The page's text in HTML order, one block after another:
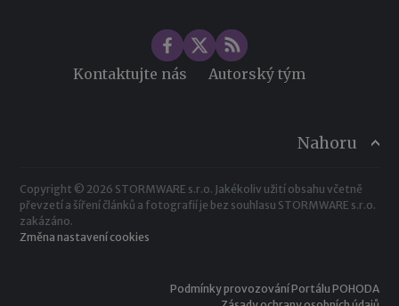
Kontaktujte nás Autorský tým
Nahoru
Copyright © 2026 STORMWARE s.r.o. Jakékoliv užití obsahu včetně
převzetí a šíření článků a fotografií je bez souhlasu STORMWARE s.r.o.
zakázáno.
Změna nastavení cookies
Podmínky provozování Portálu POHODA